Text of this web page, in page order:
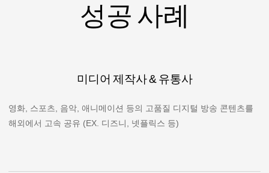
성공 사례
미디어 제작사 & 유통사
영화, 스포츠, 음악, 애니메이션 등의 고품질 디지털 방송 콘텐츠를
해외에서 고속 공유 (EX. 디즈니, 넷플릭스 등)